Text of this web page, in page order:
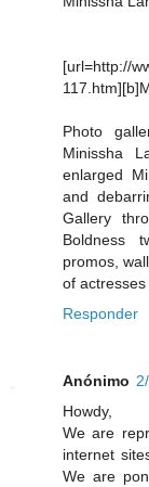
[url=http://
Photo
Minissha
enlarged
and
Gallery
Boldness
promos,
of
Responder
Anónimo
Howdy,
We are
internet
We are